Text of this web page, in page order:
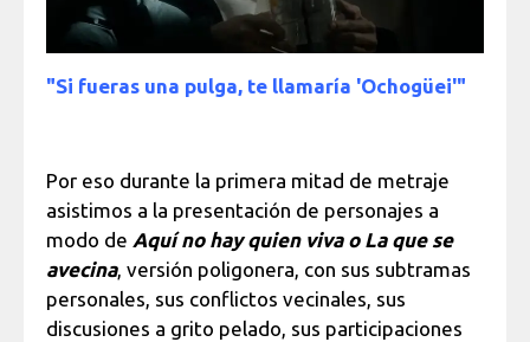
"Si fueras una pulga, te llamaría 'Ochogüei'"
Por eso durante la primera mitad de metraje
asistimos a la presentación de personajes a
modo de Aquí no hay quien viva o La que se
avecina, versión poligonera, con sus subtramas
personales, sus conflictos vecinales, sus
discusiones a grito pelado, sus participaciones